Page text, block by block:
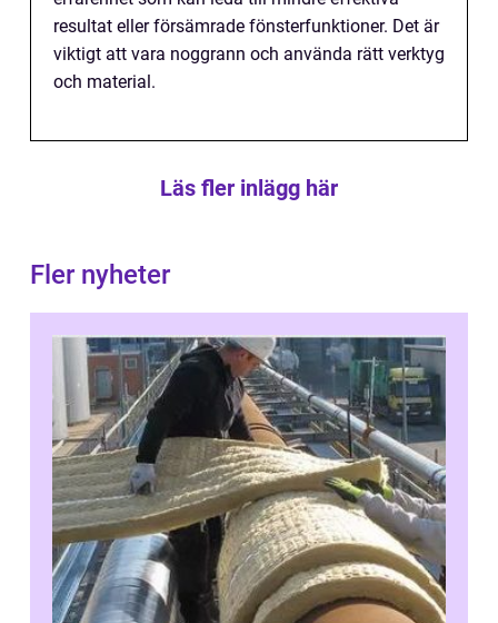
resultat eller försämrade fönsterfunktioner. Det är
viktigt att vara noggrann och använda rätt verktyg
och material.
Läs fler inlägg här
Fler nyheter